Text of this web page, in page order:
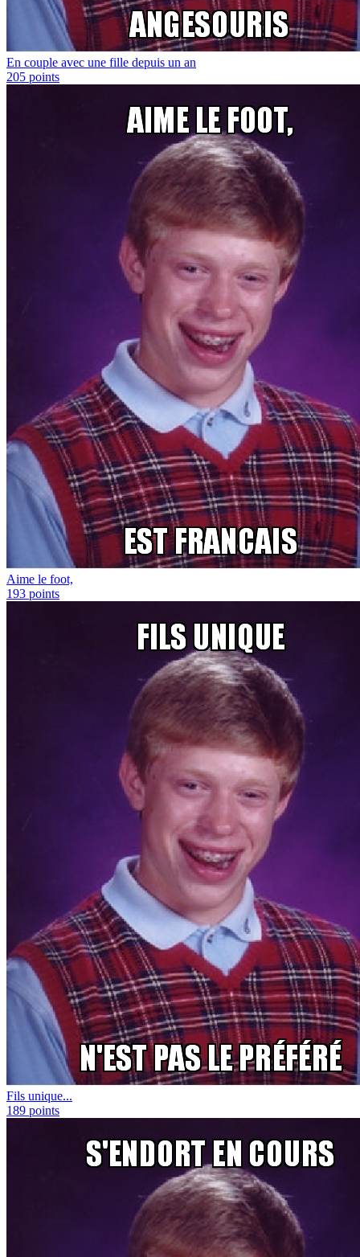
En couple avec une fille depuis un an
205 points
Aime le foot,
193 points
Fils unique...
189 points